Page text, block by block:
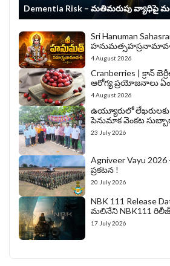
Dementia Risk – మతిమరుపు వ్యాధిపై
Sri Hanuman
4 August 2026
Cranberries | క్రాన్
ఆరోగ్య ప్రయోజనాలు
4 August 2026
ఉయ్యూరులో
పెనుమాక వెంకట
23 July 2026
Agniveer Vayu 2026
ప్రకటన !
20 July 2026
NBK 111 Release
మలినేని NBK111 రిలీజ్
17 July 2026